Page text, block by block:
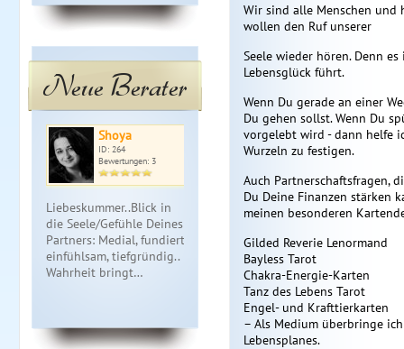
Neue Berater
Shoya
ID: 264
Bewertungen: 3
Liebeskummer..Blick in
die Seele/Gefühle Deines
Partners: Medial, fundiert,
einfühlsam, tiefgründig..
Wahrheit bringt…
Salva
ID: 284
Hellsichtiges Kartenlegen
Tarot Jenseits Kontakte
Tierkomunikation Kleine
weisse rituale
per Telefon,
einfühlsam,
Zeit…
Wir sind alle Menschen und
wollen den Ruf unserer
Seele wieder hören. Denn
Lebensglück führt.
Wenn Du gerade an einer
Du gehen sollst. Wenn Du
vorgelebt wird - dann helfe
Wurzeln zu festigen.
Auch Partnerschaftsfragen,
Du Deine Finanzen stärken
meinen besonderen
Gilded Reverie Lenormand
Bayless Tarot
Chakra-Energie-Karten
Tanz des Lebens Tarot
Engel- und Krafttierkarten
– Als Medium überbringe
Lebensplanes.